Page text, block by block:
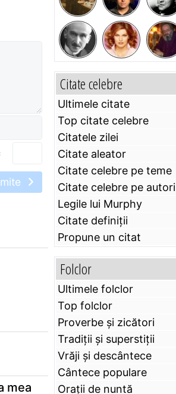
mea
Citate celebre
Ultimele citate
Top citate celebre
Citatele zilei
Citate aleator
Citate celebre pe teme
Citate celebre pe autori
Legile lui Murphy
Citate definiţii
Propune un citat
Folclor
Ultimele folclor
Top folclor
Proverbe și zicători
Tradiții și superstiții
Vrăji și descântece
Cântece populare
Orații de nuntă